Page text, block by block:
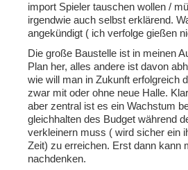
import Spieler tauschen wollen /
irgendwie auch selbst erklärend.
angekündigt ( ich verfolge gießen
Die große Baustelle ist in meinen
Plan her, alles andere ist davon
wie will man in Zukunft erfolgreich
zwar mit oder ohne neue Halle.
aber zentral ist es ein Wachstum
gleichhalten des Budget während
verkleinern muss ( wird sicher ein
Zeit) zu erreichen. Erst dann kann
nachdenken.